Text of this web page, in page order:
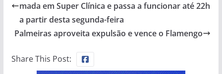
mada em Super Clínica e passa a funcionar até 22h
a partir desta segunda-feira
Palmeiras aproveita expulsão e vence o Flamengo
Share This Post: